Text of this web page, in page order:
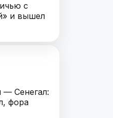
с
и вышел
— Сенегал:
фора